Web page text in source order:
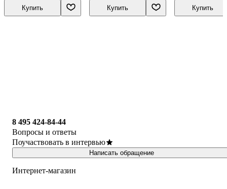
Купить Купить Купить
8 495 424-84-44
Вопросы и ответы
Поучаствовать в интервью
Написать обращение
Интернет-магазин